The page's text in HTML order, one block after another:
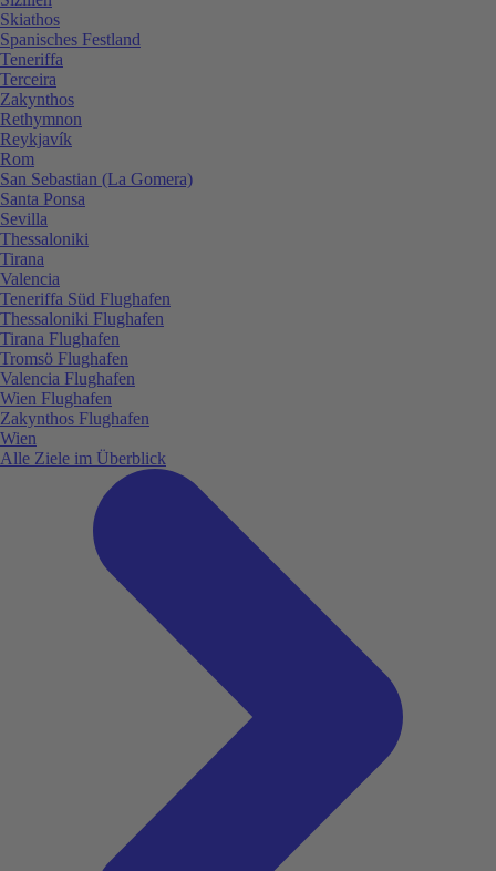
Skiathos
Spanisches Festland
Teneriffa
Terceira
Zakynthos
Rethymnon
Reykjavík
Rom
San Sebastian (La Gomera)
Santa Ponsa
Sevilla
Thessaloniki
Tirana
Valencia
Teneriffa Süd Flughafen
Thessaloniki Flughafen
Tirana Flughafen
Tromsö Flughafen
Valencia Flughafen
Wien Flughafen
Zakynthos Flughafen
Wien
Alle Ziele im Überblick